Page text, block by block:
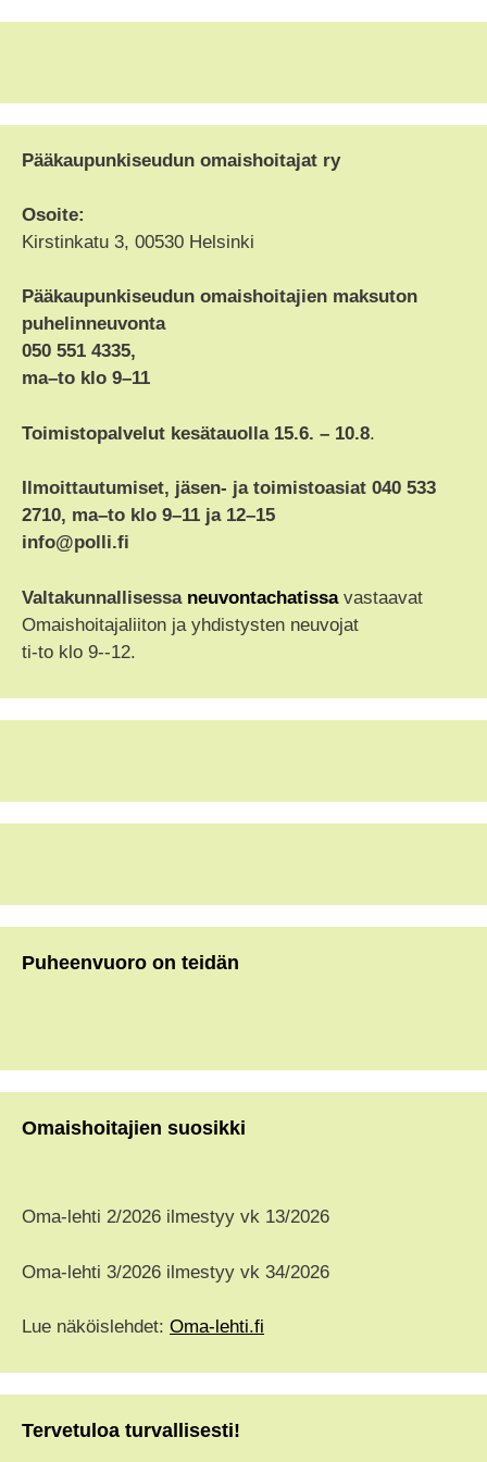
Pääkaupunkiseudun omaishoitajat ry
Osoite:
Kirstinkatu 3, 00530 Helsinki
Pääkaupunkiseudun omaishoitajien maksuton
puhelinneuvonta
050 551 4335,
ma–to klo 9–11
Toimistopalvelut kesätauolla 15.6. – 10.8.
Ilmoittautumiset, jäsen- ja toimistoasiat 040 533
2710, ma–to klo 9–11 ja 12–15
info@polli.fi
Valtakunnallisessa neuvontachatissavastaavat
Omaishoitajaliiton ja yhdistysten neuvojat
ti-to klo 9--12.
Puheenvuoro on teidän
Omaishoitajien suosikki
Oma-lehti 2/2026 ilmestyy vk 13/2026
Oma-lehti 3/2026 ilmestyy vk 34/2026
Lue näköislehdet: Oma-lehti.fi
Tervetuloa turvallisesti!